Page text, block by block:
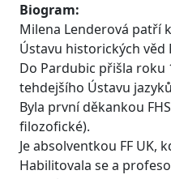
Biogram:
Milena Lenderová patří
Ústavu historických věd
Do Pardubic přišla roku
tehdejšího Ústavu
Byla první děkankou
filozofické).
Je absolventkou FF UK,
Habilitovala se a